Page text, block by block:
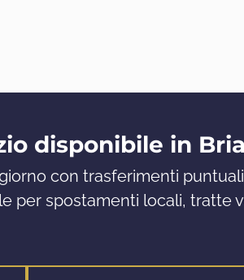
disponibile in
con trasferimenti
per spostamenti locali, tratte